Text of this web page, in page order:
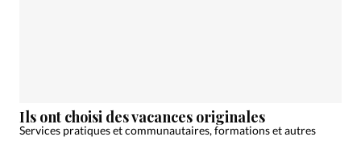
Ils ont choisi des vacances originales
Services pratiques et communautaires, formations et autres